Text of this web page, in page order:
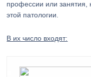
профессии или занятия,
этой патологии.
В их число входят: